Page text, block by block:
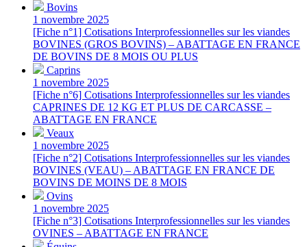
Bovins
1 novembre 2025
[Fiche n°1] Cotisations Interprofessionnelles sur les viandes
BOVINES (GROS BOVINS) – ABATTAGE EN FRANCE
DE BOVINS DE 8 MOIS OU PLUS
Caprins
1 novembre 2025
[Fiche n°6] Cotisations Interprofessionnelles sur les viandes
CAPRINES DE 12 KG ET PLUS DE CARCASSE –
ABATTAGE EN FRANCE
Veaux
1 novembre 2025
[Fiche n°2] Cotisations Interprofessionnelles sur les viandes
BOVINES (VEAU) – ABATTAGE EN FRANCE DE
BOVINS DE MOINS DE 8 MOIS
Ovins
1 novembre 2025
[Fiche n°3] Cotisations Interprofessionnelles sur les viandes
OVINES – ABATTAGE EN FRANCE